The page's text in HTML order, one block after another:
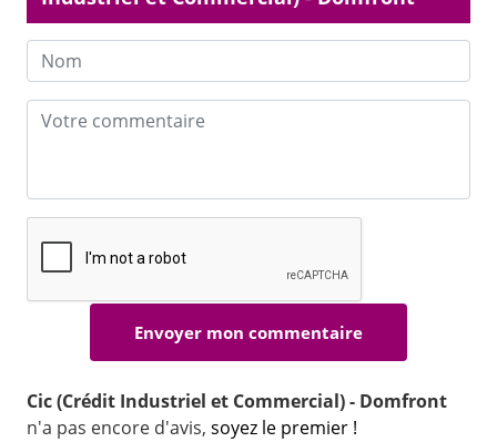
Cic (Crédit Industriel et Commercial) - Domfront
n'a pas encore d'avis, soyez le premier !